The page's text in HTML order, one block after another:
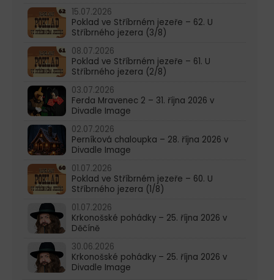
15.07.2026
Poklad ve Stříbrném jezeře – 62. U
Stříbrného jezera (3/8)
08.07.2026
Poklad ve Stříbrném jezeře – 61. U
Stříbrného jezera (2/8)
03.07.2026
Ferda Mravenec 2 – 31. října 2026 v
Divadle Image
02.07.2026
Perníková chaloupka – 28. října 2026 v
Divadle Image
01.07.2026
Poklad ve Stříbrném jezeře – 60. U
Stříbrného jezera (1/8)
01.07.2026
Krkonošské pohádky – 25. října 2026 v
Děčíně
30.06.2026
Krkonošské pohádky – 25. října 2026 v
Divadle Image